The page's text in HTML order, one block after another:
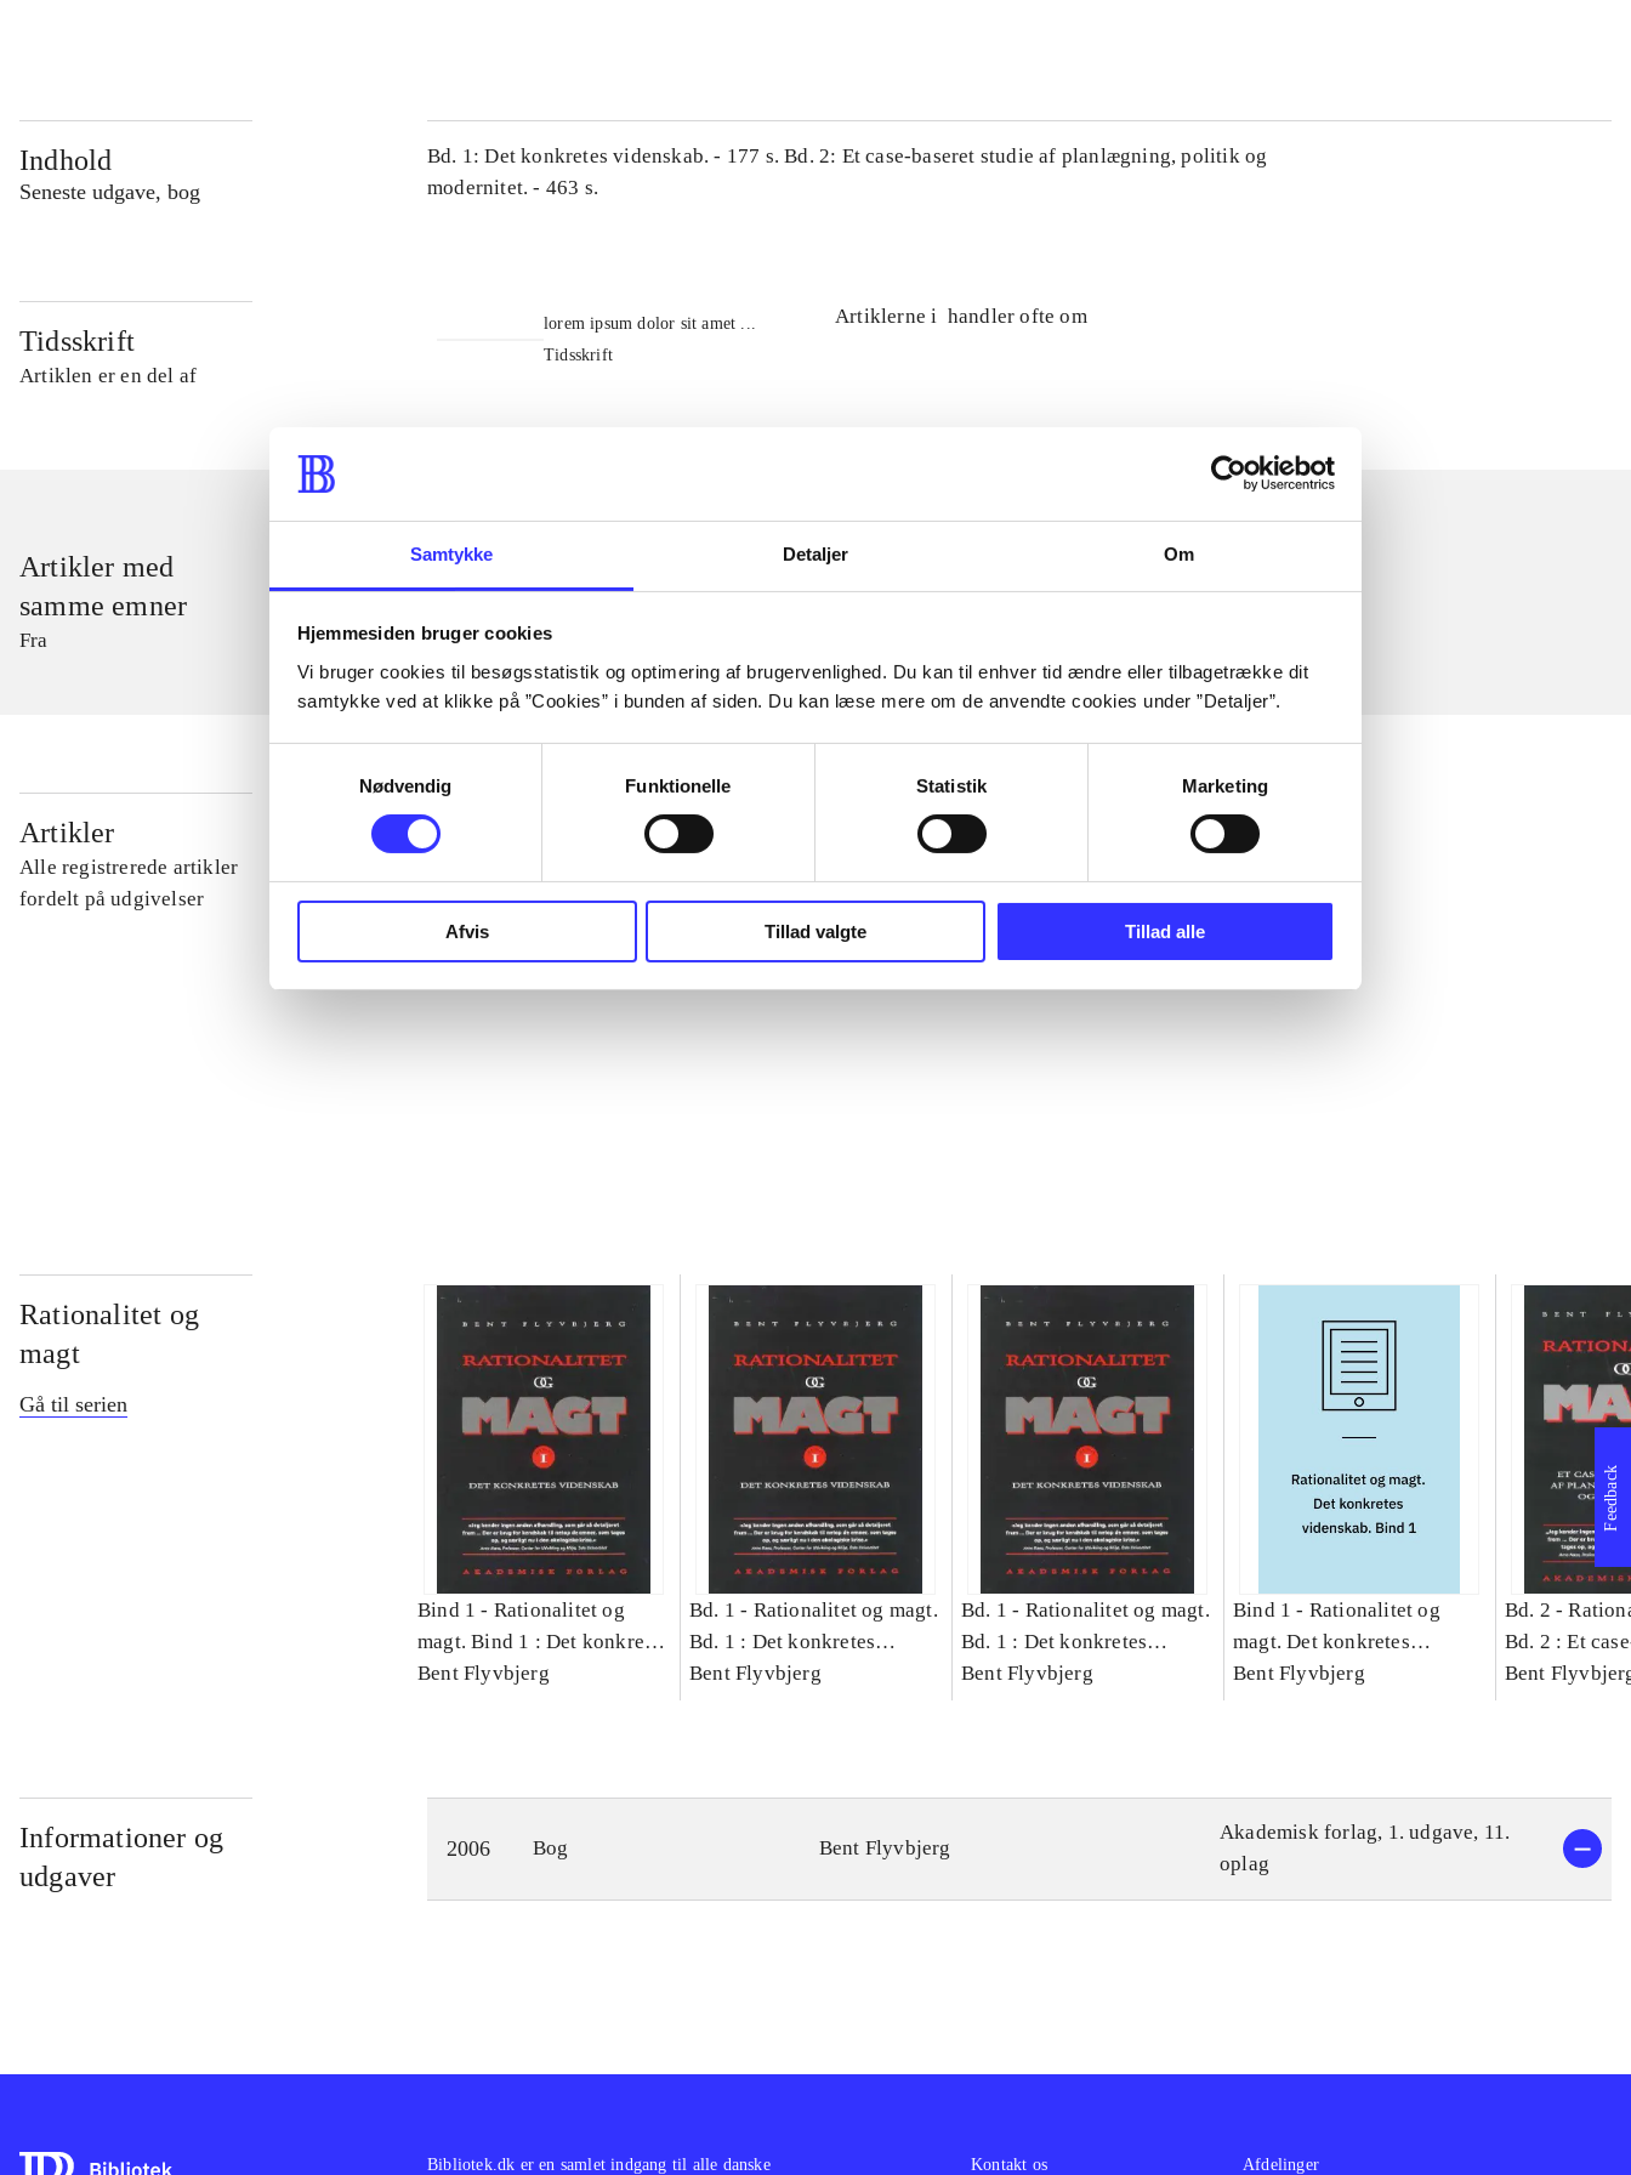
Samtykke Detaljer Om
Hjemmesiden bruger cookies
Vi bruger cookies til besøgsstatistik og optimering af brugervenlighed. Du kan til enhver tid ændre eller tilbagetrække dit
samtykke ved at klikke på ”Cookies” i bunden af siden. Du kan læse mere om de anvendte cookies under ”Detaljer”.
Nødvendig
Funktionelle Statistik Marketing
Afvis Tillad valgte Tillad alle
Indhold
Seneste udgave, bog
Bd. 1: Det konkretes videnskab. - 177 s. Bd. 2: Et case-baseret studie af planlægning, politik og
modernitet. - 463 s.
Tidsskrift
Artiklen er en del af
lorem ipsum dolor sit amet ...
Tidsskrift
Artiklerne i handler ofte om
Artikler med
samme emner
Fra
Artikler
Alle registrerede artikler
fordelt på udgivelser
...
Rationalitet og
magt
Gå til serien
Bind 1 - Rationalitet og
magt. Bind 1 : Det konkretes
videnskab
Bent Flyvbjerg
Bd. 1 - Rationalitet og magt.
Bd. 1 : Det konkretes
videnskab
Bent Flyvbjerg
Bd. 1 - Rationalitet og magt.
Bd. 1 : Det konkretes
videnskab
Bent Flyvbjerg
Bind 1 - Rationalitet og
magt. Det konkretes
videnskab. Bind 1
Bent Flyvbjerg
Bd. 2 -
Bd. 2 : Et
studie af
Bent
Informationer og
udgaver
2006 Bog Bent Flyvbjerg
Akademisk forlag, 1. udgave, 11.
oplag
Feedback
Bibliotek.dk er en samlet indgang til alle danske Kontakt os Afdelinger